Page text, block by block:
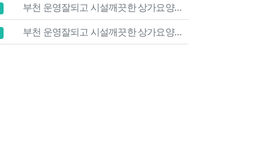
부천 운영잘되고 시설깨끗한 상가요양원양도
부천 운영잘되고 시설깨끗한 상가요양원양도